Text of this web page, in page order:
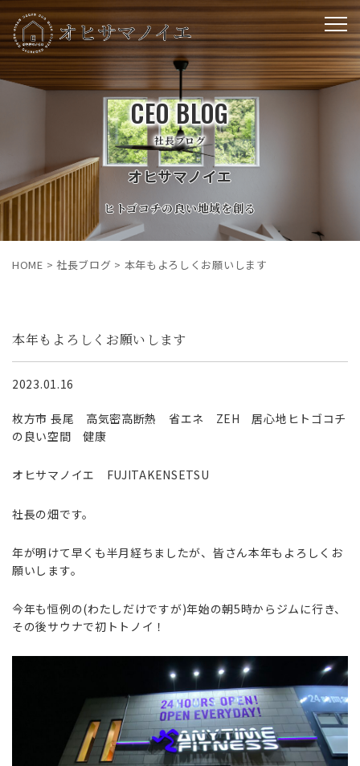
オヒサマノイエ
ヒトゴコチの良い地域を創る
CEO BLOG
社長ブログ
HOME > 社長ブログ > 本年もよろしくお願いします
本年もよろしくお願いします
2023.01.16
枚方市 長尾 高気密高断熱 省エネ ZEH 居心地ヒトゴコチ
の良い空間 健康
オヒサマノイエ FUJITAKENSETSU
社長の畑です。
年が明けて早くも半月経ちましたが、皆さん本年もよろしくお
願いします。
今年も恒例の(わたしだけですが)年始の朝5時からジムに行き、
その後サウナで初トトノイ！